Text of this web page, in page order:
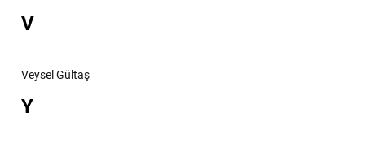
V
Veysel Gültaş
Y